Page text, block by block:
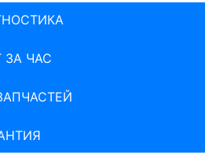
ЧАС